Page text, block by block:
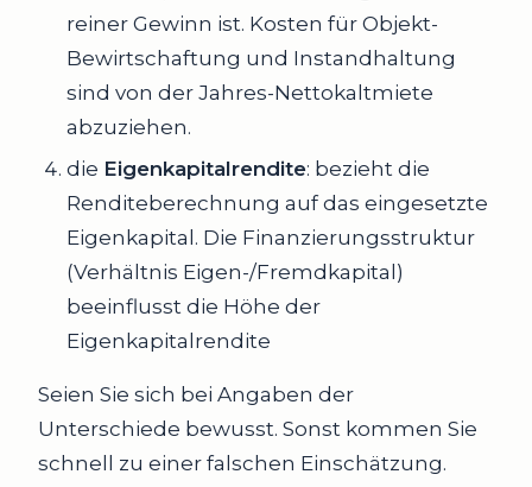
reiner Gewinn ist. Kosten für Objekt-
Bewirtschaftung und Instandhaltung
sind von der Jahres-Nettokaltmiete
abzuziehen.
die Eigenkapitalrendite: bezieht die
Renditeberechnung auf das eingesetzte
Eigenkapital. Die Finanzierungsstruktur
(Verhältnis Eigen-/Fremdkapital)
beeinflusst die Höhe der
Eigenkapitalrendite
Seien Sie sich bei Angaben der
Unterschiede bewusst. Sonst kommen Sie
schnell zu einer falschen Einschätzung.